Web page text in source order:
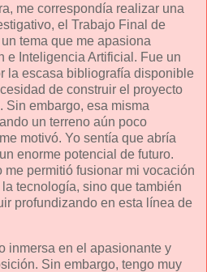
me correspondía realizar una
el Trabajo Final de
tema que me apasiona
e Inteligencia Artificial. Fue un
la escasa bibliografía disponible
de construir el proyecto
Sin embargo, esa misma
un terreno aún poco
motivó. Yo sentía que abría
enorme potencial de futuro.
permitió fusionar mi vocación
tecnología, sino que también
profundizando en esta línea de
inmersa en el apasionante y
Sin embargo, tengo muy